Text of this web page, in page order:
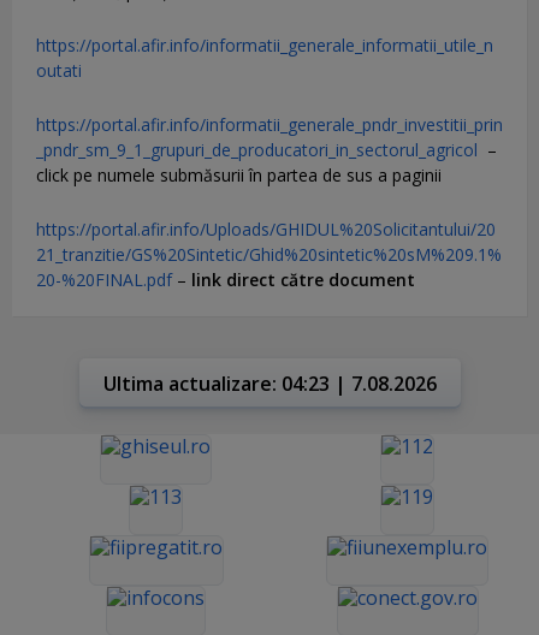
https://portal.afir.info/informatii_generale_informatii_utile_n
outati
https://portal.afir.info/informatii_generale_pndr_investitii_prin
_pndr_sm_9_1_grupuri_de_producatori_in_sectorul_agricol –
click pe numele submăsurii în partea de sus a paginii
https://portal.afir.info/Uploads/GHIDUL%20Solicitantului/20
21_tranzitie/GS%20Sintetic/Ghid%20sintetic%20sM%209.1%
20-%20FINAL.pdf– link direct către document
Ultima actualizare: 04:23 | 7.08.2026